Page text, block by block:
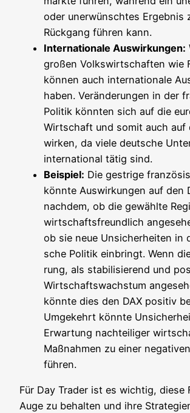
oder uner­wünsch­tes Ergeb­nis
Rück­gang füh­ren kann.
Inter­na­tio­na­le Aus­wir­kun­gen:
gro­ßen Volks­wirt­schaf­ten wie
kön­nen auch inter­na­tio­na­le
haben. Ver­än­de­run­gen in der
Poli­tik könn­ten sich auf die
Wirt­schaft und somit auch auf
wir­ken, da vie­le deut­sche
inter­na­tio­nal tätig sind.
Bei­spiel: Die gest­ri­ge
könn­te Aus­wir­kun­gen auf den
nach­dem, ob die gewähl­te
wirt­schafts­freund­lich
ob sie neue Unsi­cher­hei­ten in
sche Poli­tik ein­bringt. Wenn
rung, als sta­bi­li­sie­rend und
Wirt­schafts­wachs­tum
könn­te dies den DAX posi­tiv
Umge­kehrt könn­te
Erwar­tung nach­tei­li­ger
Maß­nah­men zu einer
führen.
Für Day Trader ist es wich­tig, die­se
Auge zu behal­ten und ihre